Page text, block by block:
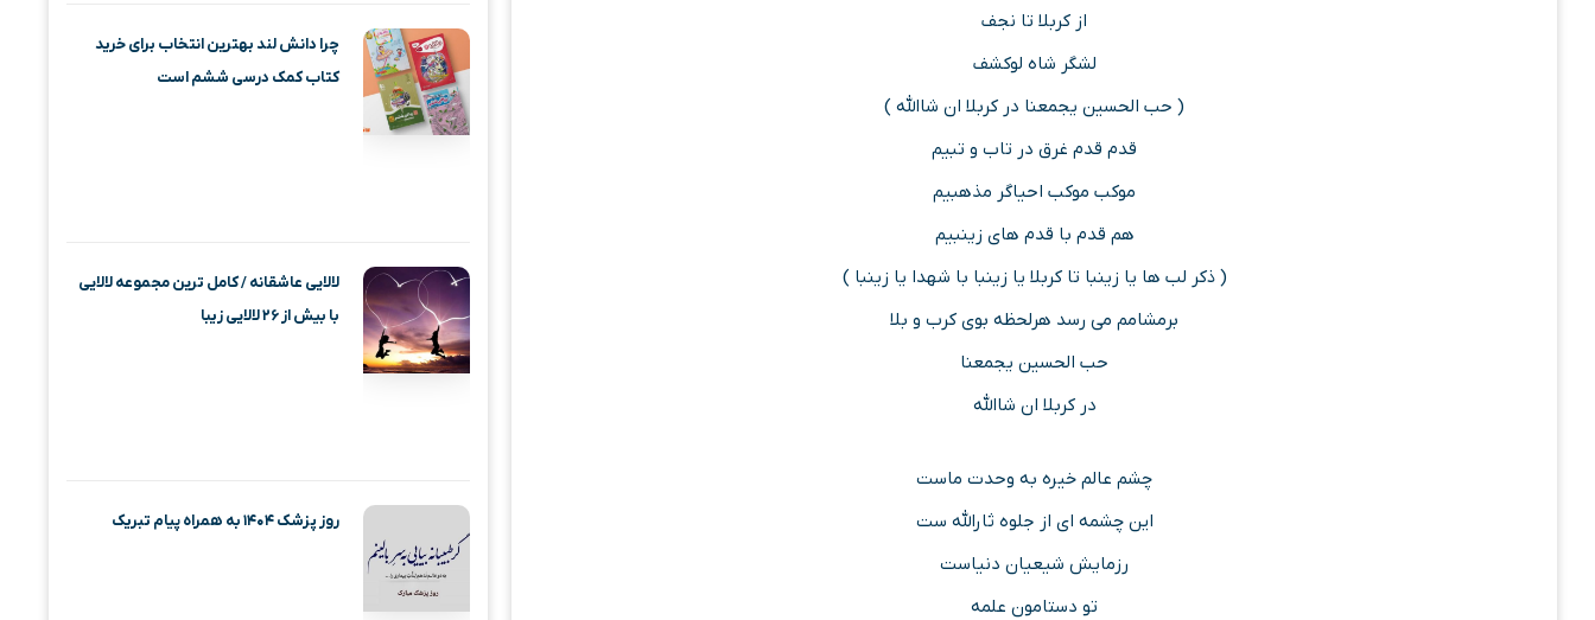
از کربلا تا نجف
لشگر شاه لوکشف
( حب الحسین یجمعنا در کربلا ان شاالله )
قدم قدم غرق در تاب و تبیم
موکب موکب احیاگر مذهبیم
هم قدم با قدم های زینبیم
( ذکر لب ها یا زینبا تا کربلا یا زینبا با شهدا یا زینبا )
برمشامم می رسد هرلحظه بوی کرب و بلا
حب الحسین یجمعنا
در کربلا ان شاالله
چشم عالم خیره به وحدت ماست
این چشمه ای از جلوه ثارالله ست
رزمایش شیعیان دنیاست
تو دستامون علمه
چرا دانش لند بهترین انتخاب برای خرید
کتاب کمک درسی ششم است
لالایی عاشقانه / کامل ترین مجموعه لالایی
با بیش از ۲۶ لالایی زیبا
روز پزشک ۱۴۰۴ به همراه پیام تبریک